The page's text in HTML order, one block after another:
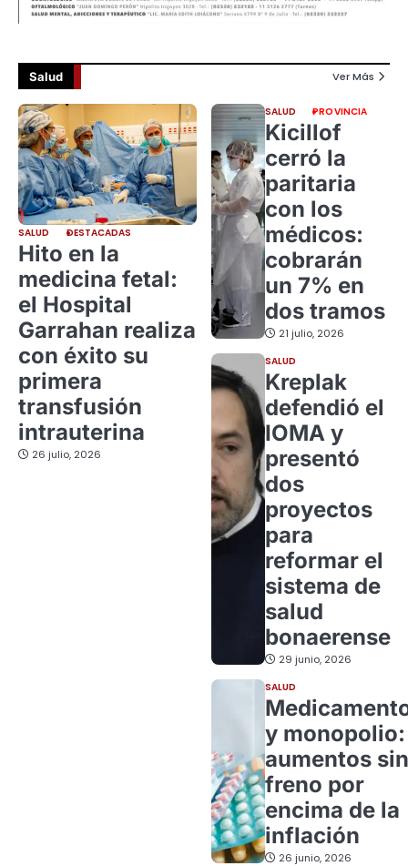
Salud Ver Más
SALUD DESTACADAS
Hito en la
medicina fetal:
el Hospital
Garrahan realiza
con éxito su
primera
transfusión
intrauterina
26 julio, 2026
SALUD PROVINCIA
Kicillof
cerró la
paritaria
con los
médicos:
cobrarán
un 7% en
dos tramos
21 julio, 2026
SALUD
Kreplak
defendió el
IOMA y
presentó
dos
proyectos
para
reformar el
sistema de
salud
bonaerense
29 junio, 2026
SALUD
y monopolio:
aumentos sin
freno por
encima de la
inflación
26 junio, 2026